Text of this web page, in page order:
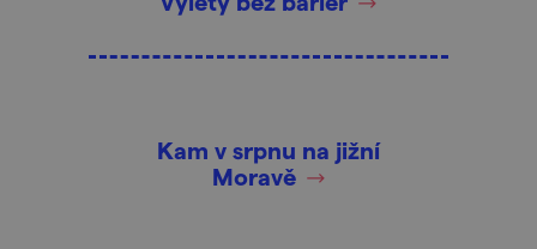
Kam v srpnu na jižní
Moravě